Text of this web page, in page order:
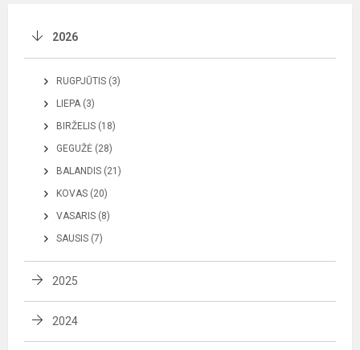
2026
RUGPJŪTIS (3)
LIEPA (3)
BIRŽELIS (18)
GEGUŽĖ (28)
BALANDIS (21)
KOVAS (20)
VASARIS (8)
SAUSIS (7)
2025
2024